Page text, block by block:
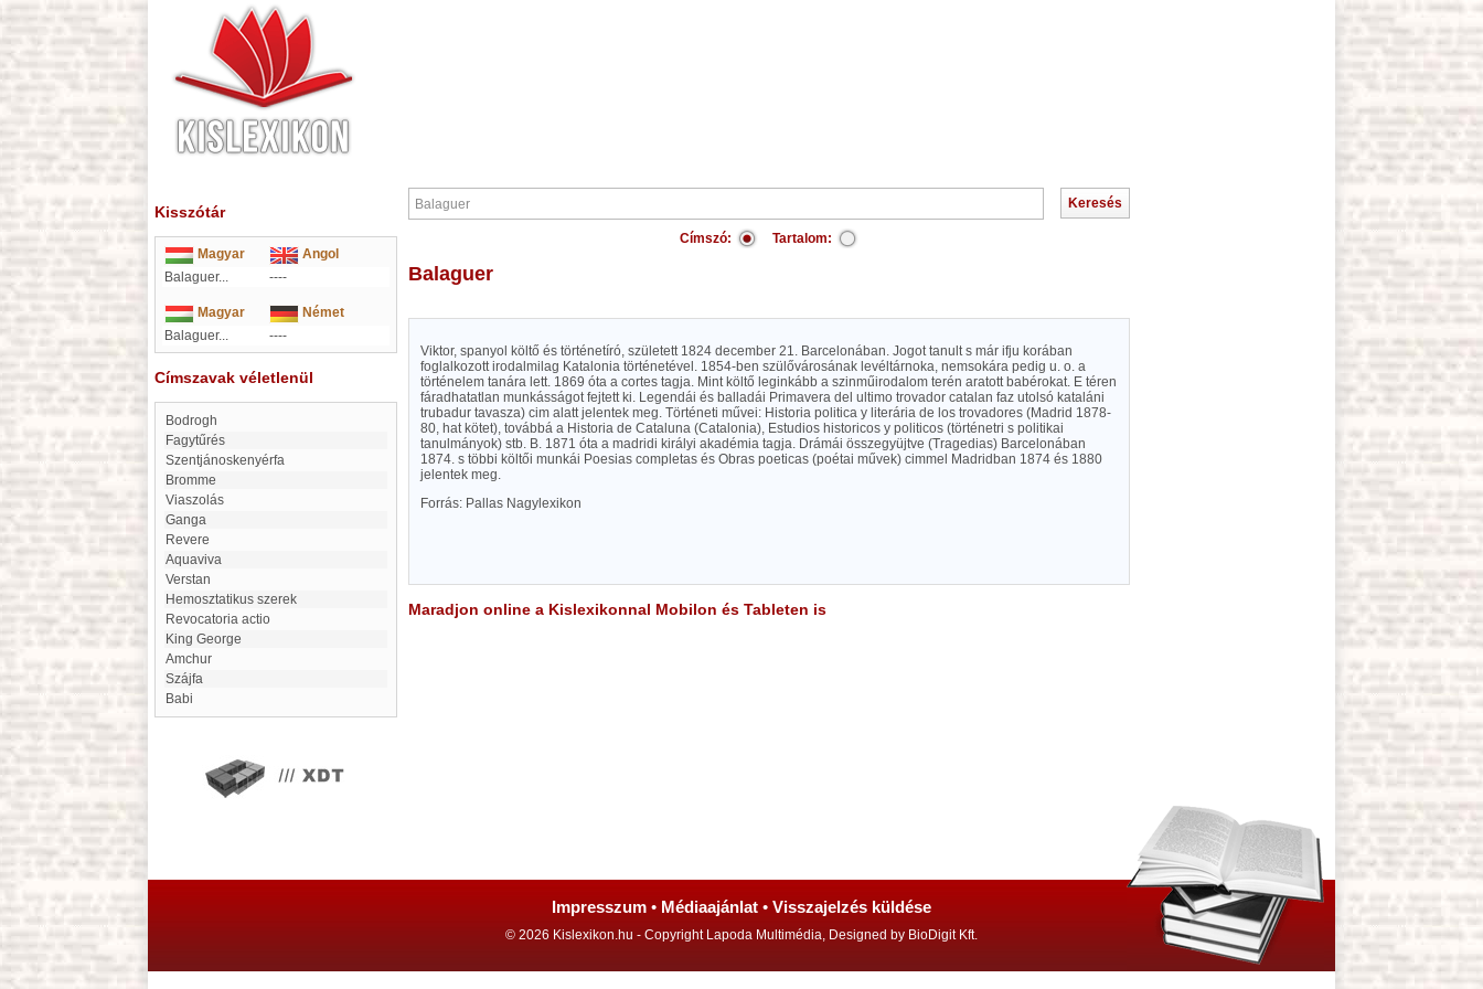
Kisszótár
Magyar
Angol
Balaguer...
----
Magyar
Német
Balaguer...
----
Címszavak véletlenül
Bodrogh
Fagytűrés
Szentjánoskenyérfa
Bromme
Viaszolás
Ganga
Revere
Aquaviva
Verstan
Hemosztatikus szerek
Revocatoria actio
King George
Amchur
Szájfa
Babi
Címszó: Tartalom:
Balaguer
Viktor, spanyol költő és történetíró, született 1824 december 21. Barcelonában. Jogot tanult s már ifju korában
foglalkozott irodalmilag Katalonia történetével. 1854-ben szülővárosának levéltárnoka, nemsokára pedig u. o. a
történelem tanára lett. 1869 óta a cortes tagja. Mint költő leginkább a szinműirodalom terén aratott babérokat. E téren
fáradhatatlan munkásságot fejtett ki. Legendái és balladái Primavera del ultimo trovador catalan faz utolsó kataláni
trubadur tavasza) cim alatt jelentek meg. Történeti művei: Historia politica y literária de los trovadores (Madrid 1878-
80, hat kötet), továbbá a Historia de Cataluna (Catalonia), Estudios historicos y politicos (történetri s politikai
tanulmányok) stb. B. 1871 óta a madridi királyi akadémia tagja. Drámái összegyüjtve (Tragedias) Barcelonában
1874. s többi költői munkái Poesias completas és Obras poeticas (poétai művek) cimmel Madridban 1874 és 1880
jelentek meg.
Forrás: Pallas Nagylexikon
Maradjon online a Kislexikonnal Mobilon és Tableten is
Impresszum • Médiaajánlat • Visszajelzés küldése
© 2026 Kislexikon.hu - Copyright Lapoda Multimédia, Designed by BioDigit Kft.